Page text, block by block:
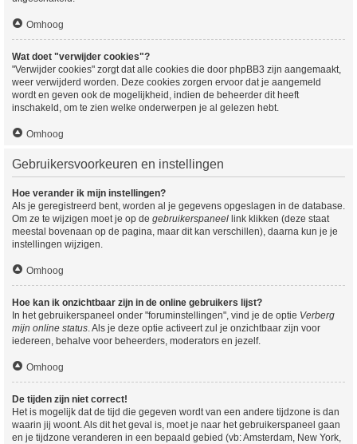
Omhoog
Wat doet "verwijder cookies"?
"Verwijder cookies" zorgt dat alle cookies die door phpBB3 zijn aangemaakt,
weer verwijderd worden. Deze cookies zorgen ervoor dat je aangemeld
wordt en geven ook de mogelijkheid, indien de beheerder dit heeft
inschakeld, om te zien welke onderwerpen je al gelezen hebt.
Omhoog
Gebruikersvoorkeuren en instellingen
Hoe verander ik mijn instellingen?
Als je geregistreerd bent, worden al je gegevens opgeslagen in de database.
Om ze te wijzigen moet je op de gebruikerspaneel link klikken (deze staat
meestal bovenaan op de pagina, maar dit kan verschillen), daarna kun je je
instellingen wijzigen.
Omhoog
Hoe kan ik onzichtbaar zijn in de online gebruikers lijst?
In het gebruikerspaneel onder "foruminstellingen", vind je de optie Verberg
mijn online status. Als je deze optie activeert zul je onzichtbaar zijn voor
iedereen, behalve voor beheerders, moderators en jezelf.
Omhoog
De tijden zijn niet correct!
Het is mogelijk dat de tijd die gegeven wordt van een andere tijdzone is dan
waarin jij woont. Als dit het geval is, moet je naar het gebruikerspaneel gaan
en je tijdzone veranderen in een bepaald gebied (vb: Amsterdam, New York,